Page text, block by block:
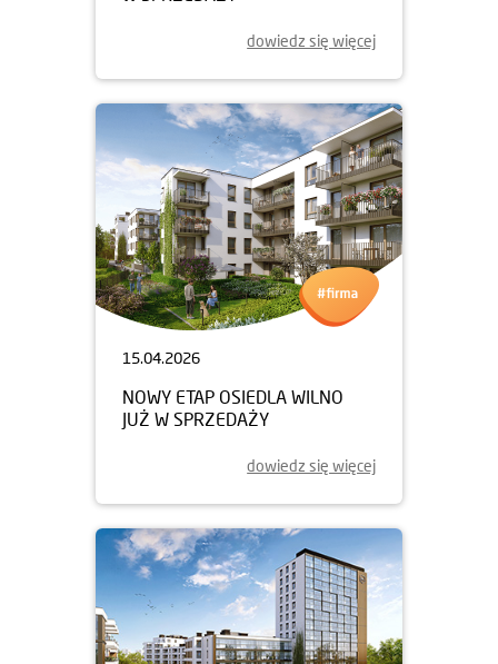
dowiedz się więcej
15.04.2026
NOWY ETAP OSIEDLA WILNO
JUŻ W SPRZEDAŻY
dowiedz się więcej